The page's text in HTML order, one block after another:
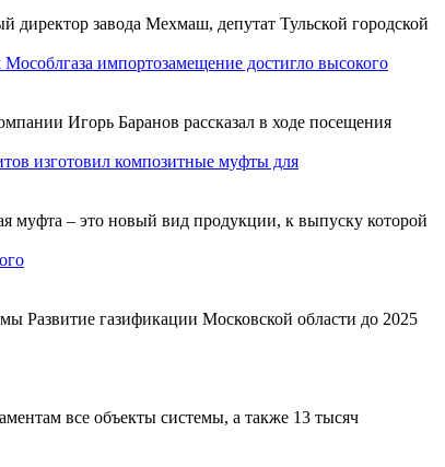
завода Мехмаш, депутат Тульской городской
импортозамещение достигло высокого
Игорь Баранов рассказал в ходе посещения
изготовил композитные муфты для
– это новый вид продукции, к выпуску которой
Развитие газификации Московской области до 2025
все объекты системы, а также 13 тысяч